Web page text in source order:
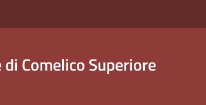
di Comelico Superiore